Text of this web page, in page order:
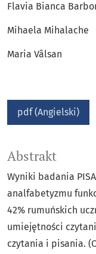
Flavia Bianca
Mihaela Mihalache
Maria Vâlsan
pdf (Angielski)
Abstrakt
Wyniki badania
analfabetyzmu
42% rumuńskich
umiejętności
czytania i pisania.